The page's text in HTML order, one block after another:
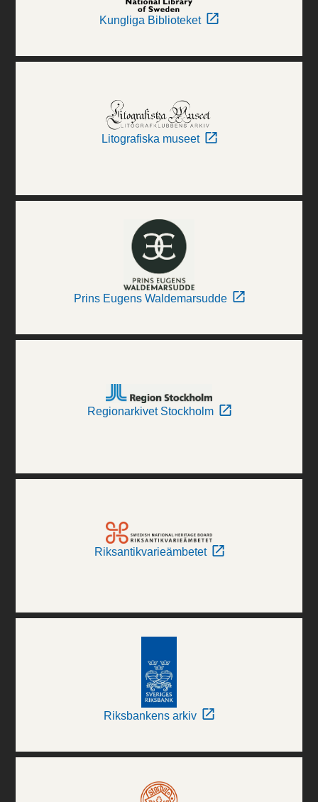
Kungliga Biblioteket
Litografiska museet
Prins Eugens Waldemarsudde
Regionarkivet Stockholm
Riksantikvarieämbetet
Riksbankens arkiv